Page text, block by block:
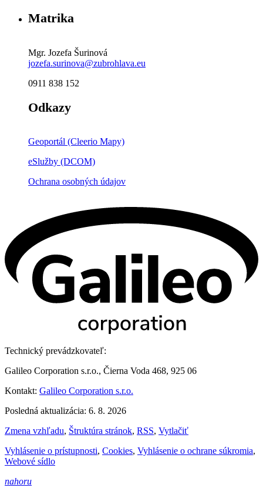
Matrika
Mgr. Jozefa Šurinová
jozefa.surinova@zubrohlava.eu
0911 838 152
Odkazy
Geoportál (Cleerio Mapy)
eSlužby (DCOM)
Ochrana osobných údajov
Technický prevádzkovateľ:
Galileo Corporation s.r.o., Čierna Voda 468, 925 06
Kontakt: Galileo Corporation s.r.o.
Posledná aktualizácia: 6. 8. 2026
Zmena vzhľadu, Štruktúra stránok, RSS, Vytlačiť
Vyhlásenie o prístupnosti, Cookies, Vyhlásenie o ochrane súkromia,
Webové sídlo
nahoru